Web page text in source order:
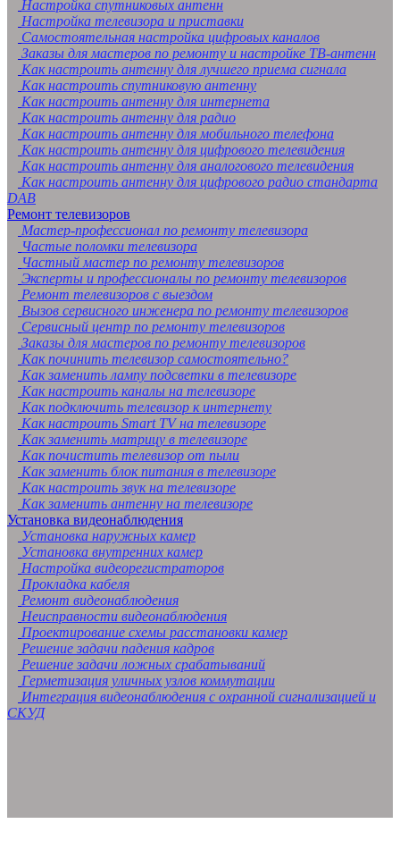
Настройка спутниковых антенн
Настройка телевизора и приставки
Самостоятельная настройка цифровых каналов
Заказы для мастеров по ремонту и настройке ТВ-антенн
Как настроить антенну для лучшего приема сигнала
Как настроить спутниковую антенну
Как настроить антенну для интернета
Как настроить антенну для радио
Как настроить антенну для мобильного телефона
Как настроить антенну для цифрового телевидения
Как настроить антенну для аналогового телевидения
Как настроить антенну для цифрового радио стандарта
DAB
Ремонт телевизоров
Мастер-профессионал по ремонту телевизора
Частые поломки телевизора
Частный мастер по ремонту телевизоров
Эксперты и профессионалы по ремонту телевизоров
Ремонт телевизоров с выездом
Вызов сервисного инженера по ремонту телевизоров
Сервисный центр по ремонту телевизоров
Заказы для мастеров по ремонту телевизоров
Как починить телевизор самостоятельно?
Как заменить лампу подсветки в телевизоре
Как настроить каналы на телевизоре
Как подключить телевизор к интернету
Как настроить Smart TV на телевизоре
Как заменить матрицу в телевизоре
Как почистить телевизор от пыли
Как заменить блок питания в телевизоре
Как настроить звук на телевизоре
Как заменить антенну на телевизоре
Установка видеонаблюдения
Установка наружных камер
Установка внутренних камер
Настройка видеорегистраторов
Прокладка кабеля
Ремонт видеонаблюдения
Неисправности видеонаблюдения
Проектирование схемы расстановки камер
Решение задачи падения кадров
Решение задачи ложных срабатываний
Герметизация уличных узлов коммутации
Интеграция видеонаблюдения с охранной сигнализацией и
СКУД